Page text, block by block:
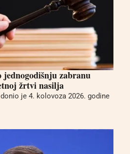
zabranu
žrtvi nasilja
je 4. kolovoza 2026. godine